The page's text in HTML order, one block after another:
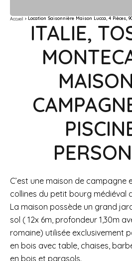
Accueil Location Saisonnière Maison Lucca, 4 Pièces,
ITALIE,
C’est une maison de campagne
collines du petit bourg médiéval
La maison possède un grand
sol ( 12x 6m, profondeur 1,30m
romaine) utilisée exclusivement
en bois avec table, chaises,
en bois et parasols.